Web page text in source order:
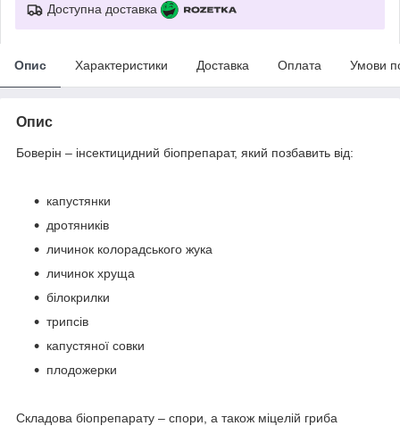
Доступна доставка
Опис Характеристики Доставка Оплата Умови
Опис
Боверін – інсектицидний біопрепарат, який позбавить від:
капустянки
дротяників
личинок колорадського жука
личинок хруща
білокрилки
трипсів
капустяної совки
плодожерки
Складова біопрепарату – спори, а також міцелій гриба